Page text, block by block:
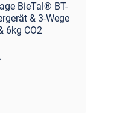
BieTal® BT-
& 3-Wege
6kg CO2